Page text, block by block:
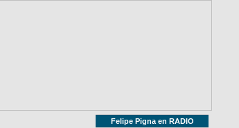
Felipe Pigna en RADIO